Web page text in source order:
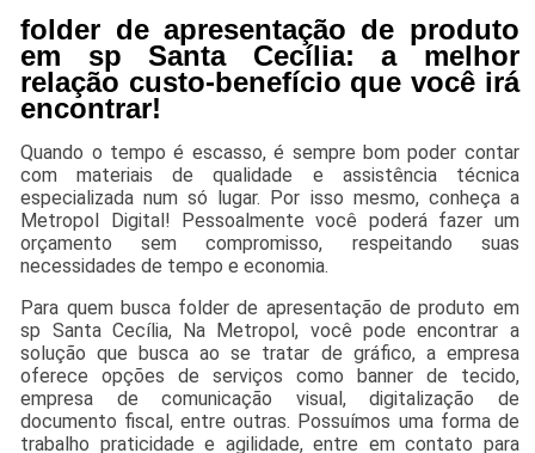
folder de apresentação de produto
em sp Santa Cecília: a melhor
relação custo-benefício que você irá
encontrar!
Quando o tempo é escasso, é sempre bom poder contar
com materiais de qualidade e assistência técnica
especializada num só lugar. Por isso mesmo, conheça a
Metropol Digital! Pessoalmente você poderá fazer um
orçamento sem compromisso, respeitando suas
necessidades de tempo e economia.
Para quem busca folder de apresentação de produto em
sp Santa Cecília, Na Metropol, você pode encontrar a
solução que busca ao se tratar de gráfico, a empresa
oferece opções de serviços como banner de tecido,
empresa de comunicação visual, digitalização de
documento fiscal, entre outras. Possuímos uma forma de
trabalho praticidade e agilidade, entre em contato para